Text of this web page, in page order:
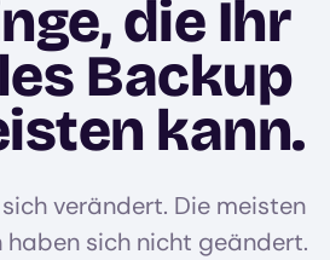
die Ihr
Backup
kann.
verändert. Die meisten
sich nicht geändert.